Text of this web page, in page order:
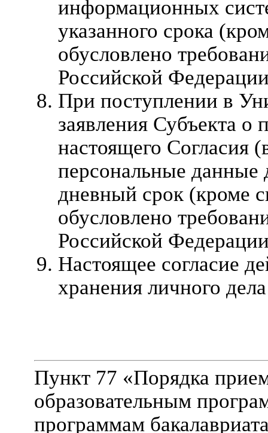
информационных
указанного срока
обусловлено
Российской
При поступлении в
заявления Субъекта о
настоящего Согласия
персональные данные
дневный срок (кроме
обусловлено
Российской
Настоящее согласие
хранения личного
Пункт 77 «Порядка
образовательным
программам